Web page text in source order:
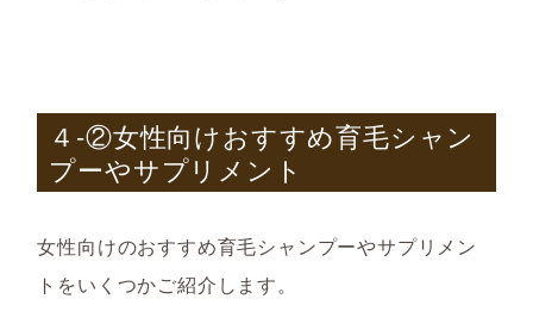
４-②女性向けおすすめ育毛シャン
プーやサプリメント
女性向けのおすすめ育毛シャンプーやサプリメン
トをいくつかご紹介します。